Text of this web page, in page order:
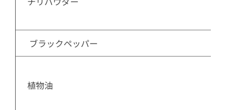
   ブラックペッパー
  植物油